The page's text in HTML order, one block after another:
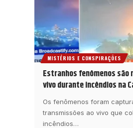
MISTÉRIOS E CONSPIRAÇÕES
Estranhos fenômenos
vivo durante incêndios na
Os fenômenos foram
transmissões ao vivo que
incêndios…